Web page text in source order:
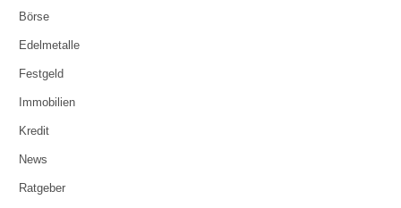
Börse
Edelmetalle
Festgeld
Immobilien
Kredit
News
Ratgeber